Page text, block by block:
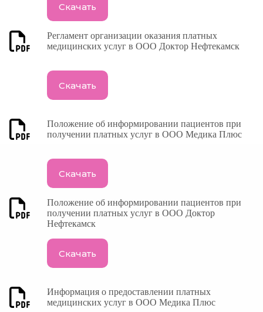
Скачать
Регламент организации оказания платных
медицинских услуг в ООО Доктор Нефтекамск
Скачать
Положение об информировании пациентов при
получении платных услуг в ООО Медика Плюс
Скачать
Положение об информировании пациентов при
получении платных услуг в ООО Доктор
Нефтекамск
Скачать
Информация о предоставлении платных
медицинских услуг в ООО Медика Плюс